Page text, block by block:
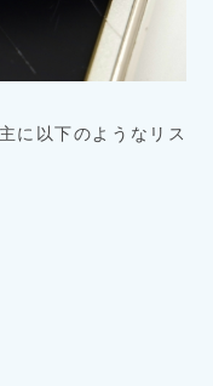
に以下のようなリス